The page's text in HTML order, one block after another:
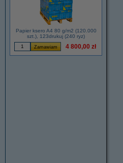
Papier ksero A4 80 g/m2 (120.000
szt.), 123drukuj (240 ryz)
4 800,00 zł